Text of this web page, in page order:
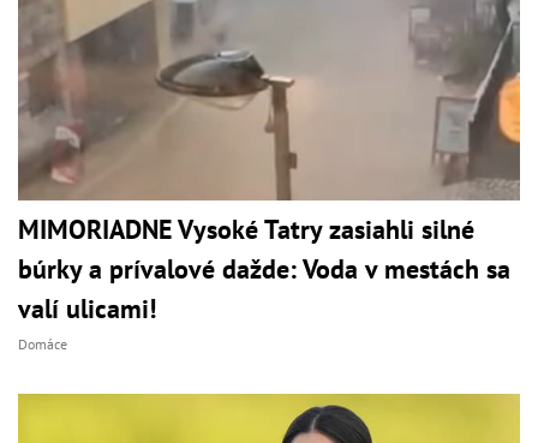
MIMORIADNE Vysoké Tatry zasiahli silné
búrky a prívalové dažde: Voda v mestách sa
valí ulicami!
Domáce